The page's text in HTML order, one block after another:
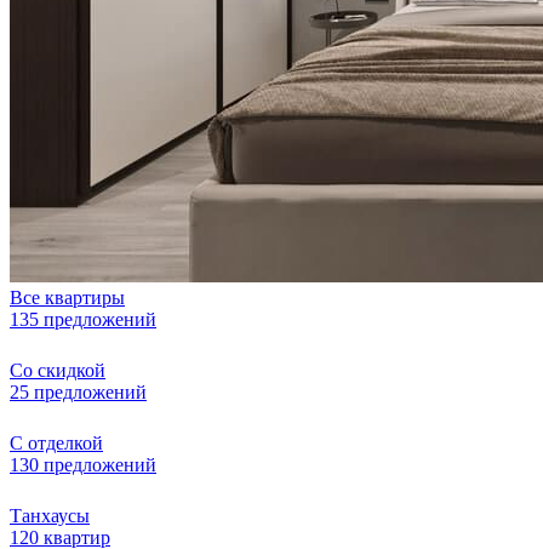
Все квартиры
135 предложений
Со скидкой
25 предложений
С отделкой
130 предложений
Танхаусы
120 квартир